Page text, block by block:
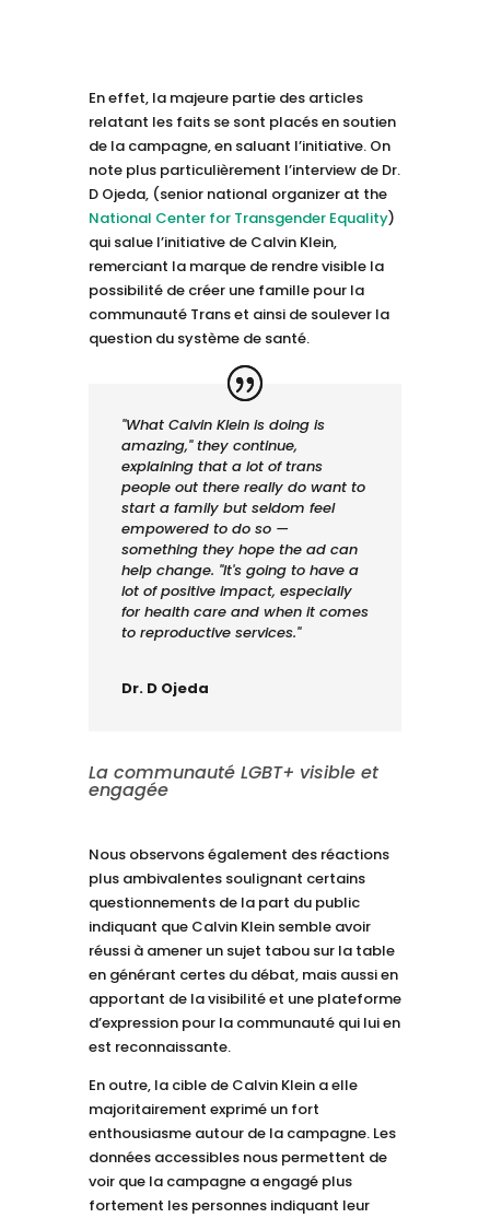
En effet, la majeure partie des articles
relatant les faits se sont placés en soutien
de la campagne, en saluant l’initiative. On
note plus particulièrement l’interview de Dr.
D Ojeda, (senior national organizer at the
National Center for Transgender Equality)
qui salue l’initiative de Calvin Klein,
remerciant la marque de rendre visible la
possibilité de créer une famille pour la
communauté Trans et ainsi de soulever la
question du système de santé.
"What Calvin Klein is doing is
amazing," they continue,
explaining that a lot of trans
people out there really do want to
start a family but seldom feel
empowered to do so —
something they hope the ad can
help change. "It's going to have a
lot of positive impact, especially
for health care and when it comes
to reproductive services."
Dr. D Ojeda
La communauté LGBT+ visible et
engagée
Nous observons également des réactions
plus ambivalentes soulignant certains
questionnements de la part du public
indiquant que Calvin Klein semble avoir
réussi à amener un sujet tabou sur la table
en générant certes du débat, mais aussi en
apportant de la visibilité et une plateforme
d’expression pour la communauté qui lui en
est reconnaissante.
En outre, la cible de Calvin Klein a elle
majoritairement exprimé un fort
enthousiasme autour de la campagne. Les
données accessibles nous permettent de
voir que la campagne a engagé plus
fortement les personnes indiquant leur